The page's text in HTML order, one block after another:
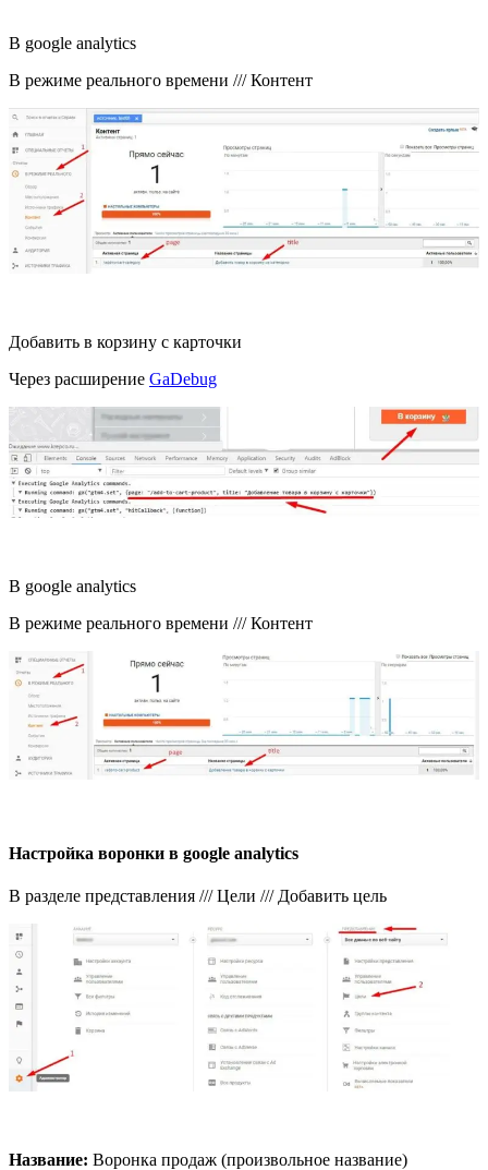
В google analytics
В режиме реального времени /// Контент
Добавить в корзину c карточки
Через расширение GaDebug
В google analytics
В режиме реального времени /// Контент
Настройка воронки в google analytics
В разделе представления /// Цели /// Добавить цель
Название: Воронка продаж (произвольное название)